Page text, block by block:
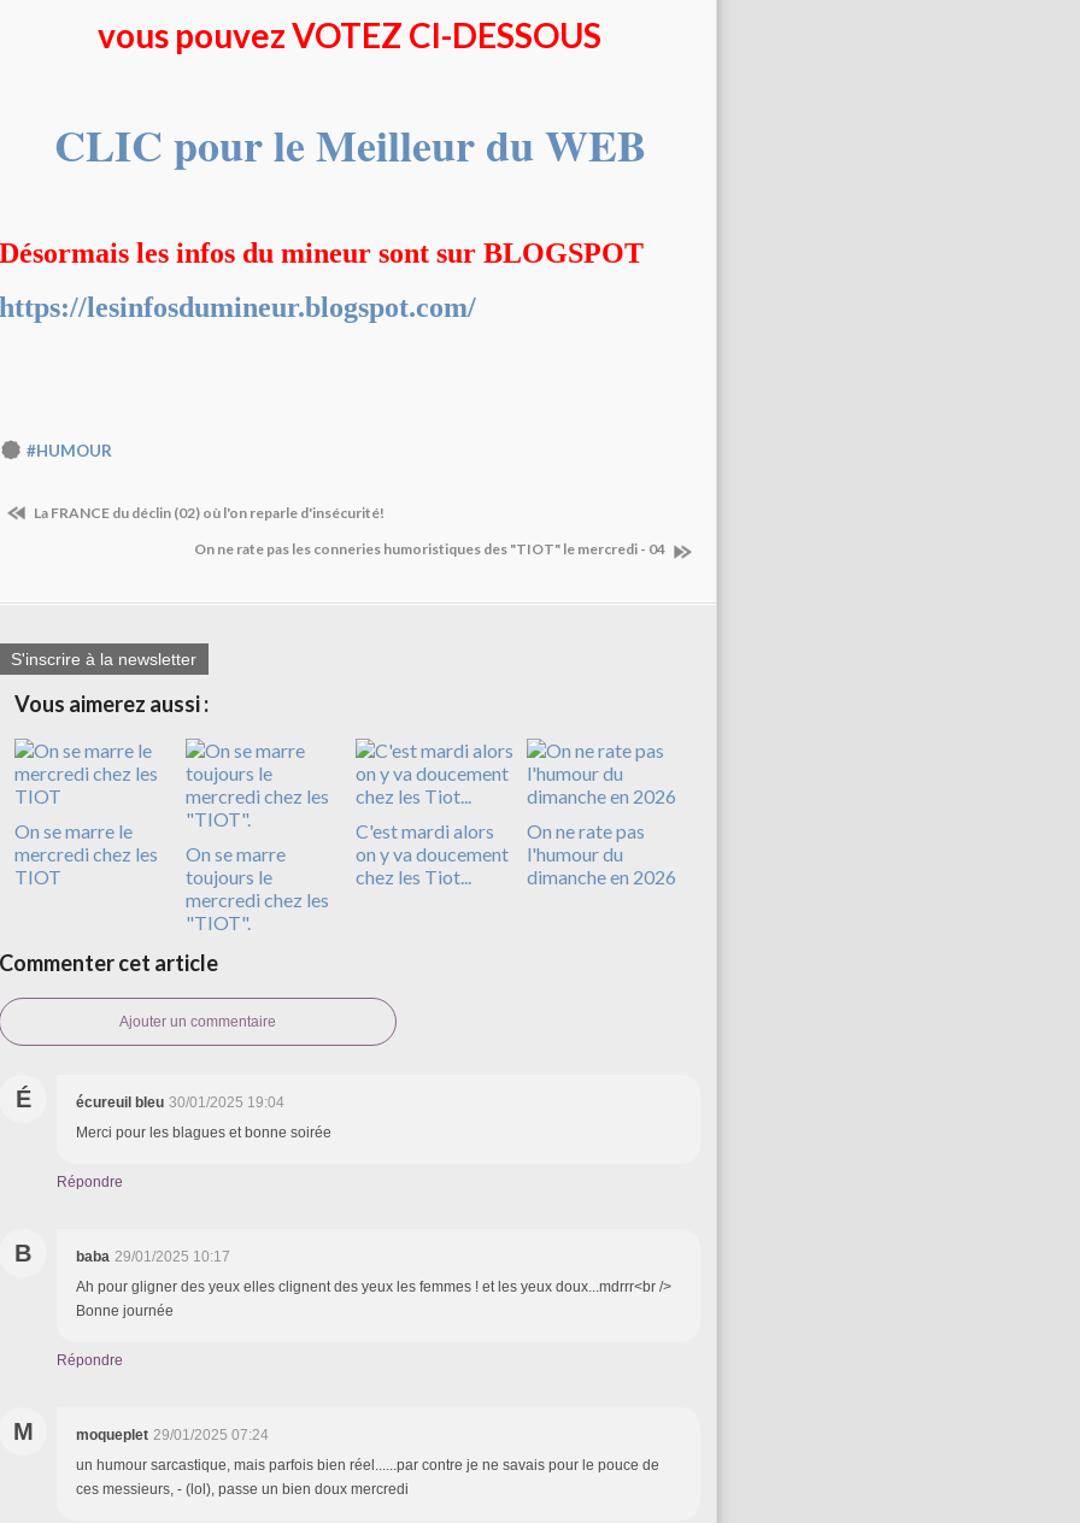
vous pouvez VOTEZ CI-DESSOUS
CLIC pour le Meilleur du WEB
Désormais les infos du mineur sont sur BLOGSPOT
https://lesinfosdumineur.blogspot.com/
#HUMOUR
La FRANCE du déclin (02) où l'on reparle d'insécurité!
On ne rate pas les conneries humoristiques des "TIOT" le mercredi - 04
S'inscrire à la newsletter
Vous aimerez aussi :
On se marre le
mercredi chez les
TIOT
On se marre
toujours le
mercredi chez les
"TIOT".
C'est mardi alors
on y va doucement
chez les Tiot...
On ne rate pas
l'humour du
dimanche en 2026
Commenter cet article
Ajouter un commentaire
É écureuil bleu 30/01/2025 19:04
Merci pour les blagues et bonne soirée
Répondre
B baba 29/01/2025 10:17
Ah pour gligner des yeux elles clignent des yeux les femmes ! et les yeux doux...mdrrr<br />
Bonne journée
Répondre
M moqueplet 29/01/2025 07:24
un humour sarcastique, mais parfois bien réel......par contre je ne savais pour le pouce de
ces messieurs, - (lol), passe un bien doux mercredi